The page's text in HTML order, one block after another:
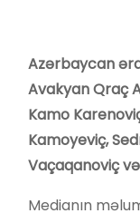
Azərbaycan
Avakyan Qraç
Kamo
Kamoyeviç,
Vaçaqanoviç
Medianın